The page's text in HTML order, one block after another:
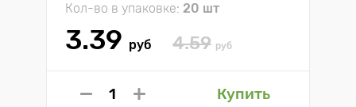
Кол-во в упаковке: 20 шт
3.39 руб 4.59 руб
Купить